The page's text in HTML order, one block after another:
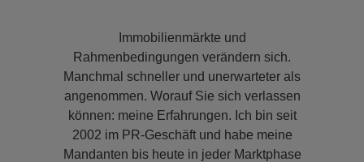
Immobilienmärkte und
Rahmenbedingungen verändern sich.
Manchmal schneller und unerwarteter als
angenommen. Worauf Sie sich verlassen
können: meine Erfahrungen. Ich bin seit
2002 im PR-Geschäft und habe meine
Mandanten bis heute in jeder Marktphase